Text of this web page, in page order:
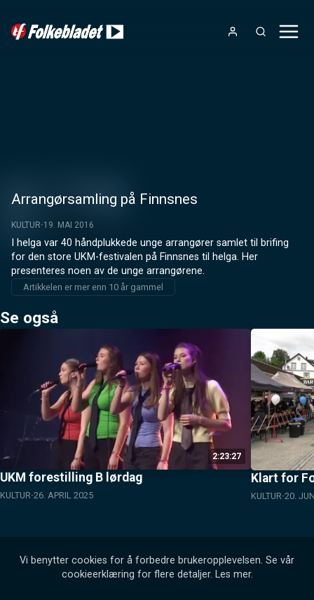
Arrangørsamling på Finnsnes
KULTUR 19. MAI 2016
I helga var 40 håndplukkede unge arrangører samlet til brifing
for den store UKM-festivalen på Finnsnes til helga. Her
presenteres noen av de unge arrangørene.
Artikkelen er mer enn 10 år gammel
Se også
2:23:27
UKM forestilling B lørdag
KULTUR 26. APRIL 2025
Klart for
KULTUR 20.
Vi benytter cookies for å forbedre brukeropplevelsen. Se vår
cookieerklæring for flere detaljer. Les mer.